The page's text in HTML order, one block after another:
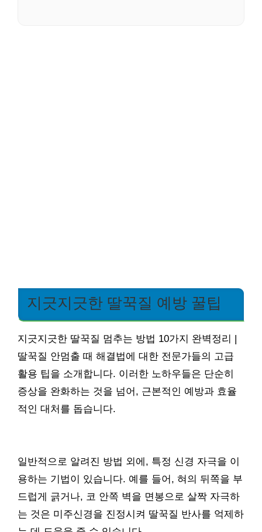
지긋지긋한 딸꾹질 예방 꿀팁
지긋지긋한 딸꾹질 멈추는 방법 10가지 완벽정리 |
딸꾹질 안멈출 때 해결법에 대한 전문가들의 고급
활용 팁을 소개합니다. 이러한 노하우들은 단순히
증상을 완화하는 것을 넘어, 근본적인 예방과 효율
적인 대처를 돕습니다.
일반적으로 알려진 방법 외에, 특정 신경 자극을 이
용하는 기법이 있습니다. 예를 들어, 혀의 뒤쪽을 부
드럽게 긁거나, 코 안쪽 벽을 면봉으로 살짝 자극하
는 것은 미주신경을 진정시켜 딸꾹질 반사를 억제하